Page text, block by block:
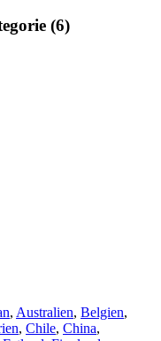
(6)
, Australien, Belgien,
, Chile, China,